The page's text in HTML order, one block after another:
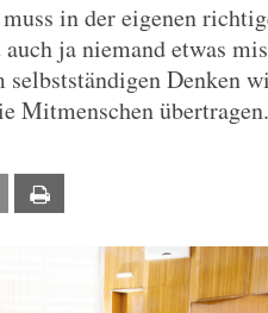
in der eigenen
ja niemand etwas
Denken
Mitmenschen übertragen.
Email